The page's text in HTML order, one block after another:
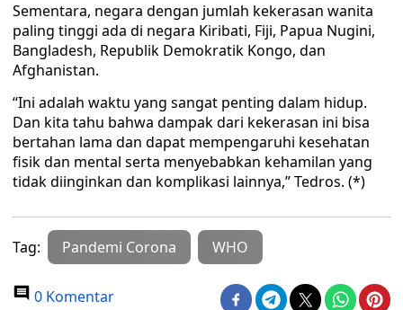
Sementara, negara dengan jumlah kekerasan wanita
paling tinggi ada di negara Kiribati, Fiji, Papua Nugini,
Bangladesh, Republik Demokratik Kongo, dan
Afghanistan.
“Ini adalah waktu yang sangat penting dalam hidup.
Dan kita tahu bahwa dampak dari kekerasan ini bisa
bertahan lama dan dapat mempengaruhi kesehatan
fisik dan mental serta menyebabkan kehamilan yang
tidak diinginkan dan komplikasi lainnya,” Tedros. (*)
Tag: Pandemi Corona WHO
0 Komentar